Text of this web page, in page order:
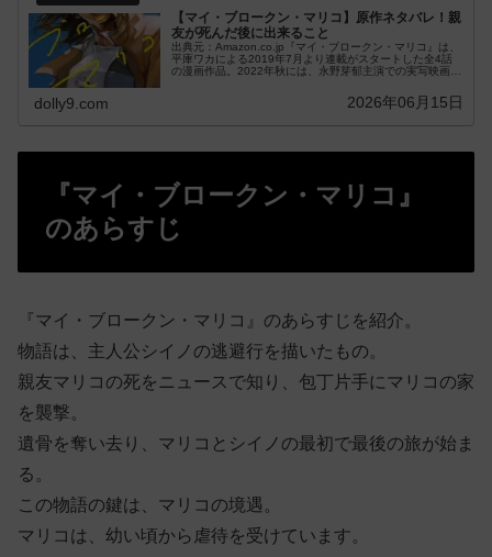
【マイ・ブロークン・マリコ】原作ネタバレ！親
友が死んだ後に出来ること
出典元：Amazon.co.jp『マイ・ブロークン・マリコ』は、
平庫ワカによる2019年7月より連載がスタートした全4話
の漫画作品。2022年秋には、永野芽郁主演での実写映画化
dolly9.com 2026年06月15日
『マイ・ブロークン・マリコ』
のあらすじ
『マイ・ブロークン・マリコ』のあらすじを紹介。
物語は、主人公シイノの逃避行を描いたもの。
親友マリコの死をニュースで知り、包丁片手にマリコの家
を襲撃。
遺骨を奪い去り、マリコとシイノの最初で最後の旅が始ま
る。
この物語の鍵は、マリコの境遇。
マリコは、幼い頃から虐待を受けています。